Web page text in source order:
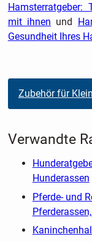
Hamsterratgeber:
mit ihnen und
Gesundheit Ihres
Zubehör für
Verwandte
Hunderassen
Pferde- und